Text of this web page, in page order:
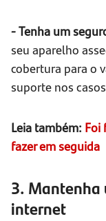
- Tenha um
seu aparelho
cobertura para o
suporte nos
Leia também: Foi
fazer em seguida
3. Mantenha
internet